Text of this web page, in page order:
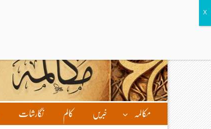
مکالمہ خبریں کالم نگارشات